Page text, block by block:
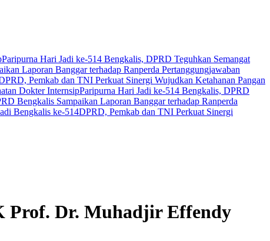
Paripurna Hari Jadi ke-514 Bengkalis, DPRD Teguhkan Semangat
Laporan Banggar terhadap Ranperda Pertanggungjawaban
Pemkab dan TNI Perkuat Sinergi Wujudkan Ketahanan Pangan
Dokter InternsipParipurna Hari Jadi ke-514 Bengkalis, DPRD
Bengkalis Sampaikan Laporan Banggar terhadap Ranperda
Bengkalis ke-514DPRD, Pemkab dan TNI Perkuat Sinergi
Prof. Dr. Muhadjir Effendy